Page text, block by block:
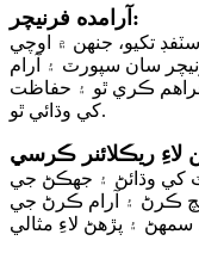
آرامده فرنيچر:
تکيو، جنهن ۾ اوچي
سان سپورٽ ۽ آرام
ڪري ٿو ۽ حفاظت
کي وڌائي ٿو.
کي وڌائڻ ۽ جهڪڻ جي
ڪرڻ ۽ آرام ڪرڻ جي